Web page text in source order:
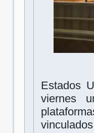
Estados
viernes